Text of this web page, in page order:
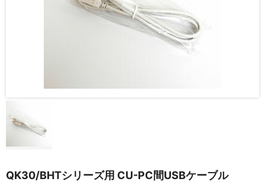
QK30/BHTシリーズ用 CU-PC間USBケーブル